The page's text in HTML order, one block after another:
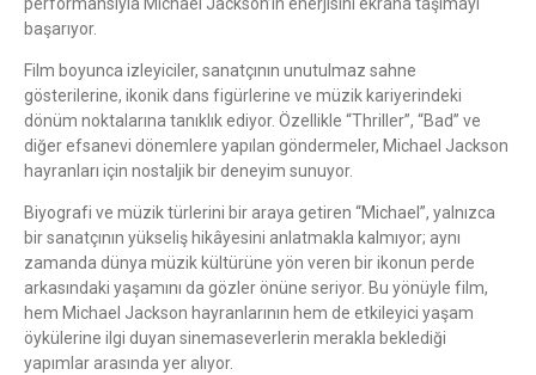
başarıyor.
Film boyunca izleyiciler, sanatçının unutulmaz sahne
gösterilerine, ikonik dans figürlerine ve müzik kariyerindeki
dönüm noktalarına tanıklık ediyor. Özellikle “Thriller”, “Bad” ve
diğer efsanevi dönemlere yapılan göndermeler, Michael Jackson
hayranları için nostaljik bir deneyim sunuyor.
Biyografi ve müzik türlerini bir araya getiren “Michael”, yalnızca
bir sanatçının yükseliş hikâyesini anlatmakla kalmıyor; aynı
zamanda dünya müzik kültürüne yön veren bir ikonun perde
arkasındaki yaşamını da gözler önüne seriyor. Bu yönüyle film,
hem Michael Jackson hayranlarının hem de etkileyici yaşam
öykülerine ilgi duyan sinemaseverlerin merakla beklediği
yapımlar arasında yer alıyor.